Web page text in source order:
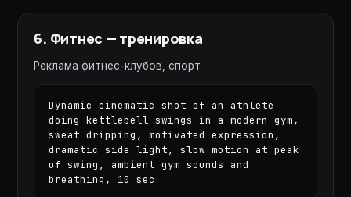
6. Фитнес — тренировка
Реклама фитнес-клубов, спорт
Dynamic cinematic shot of an athlete
doing kettlebell swings in a modern gym,
sweat dripping, motivated expression,
dramatic side light, slow motion at peak
of swing, ambient gym sounds and
breathing, 10 sec